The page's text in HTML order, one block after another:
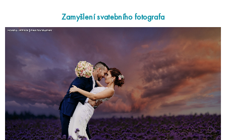
Zamyšlení svatebního fotografa